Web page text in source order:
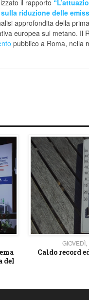
il rapporto
sulla riduzione delle
approfondita della
europea sul metano. Il
pubblico a Roma, nella
del
Caldo record